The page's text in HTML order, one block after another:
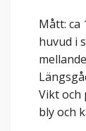
Mått: ca
huvud i
Vikt och
bly och